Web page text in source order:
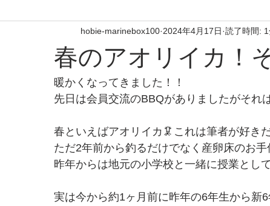
サステナブルアクティブ
春のアオリイカ！
hobie-marinebox100 2024年4月17日 読了時間:
暖かくなってきました！！
先日は会員交流のBBQがありましたがそれ
春といえばアオリイカ🦑これは筆者が好き
ただ2年前から釣るだけでなく産卵床のお手
昨年からは地元の小学校と一緒に授業とし
実は今から約1ヶ月前に昨年の6年生から新